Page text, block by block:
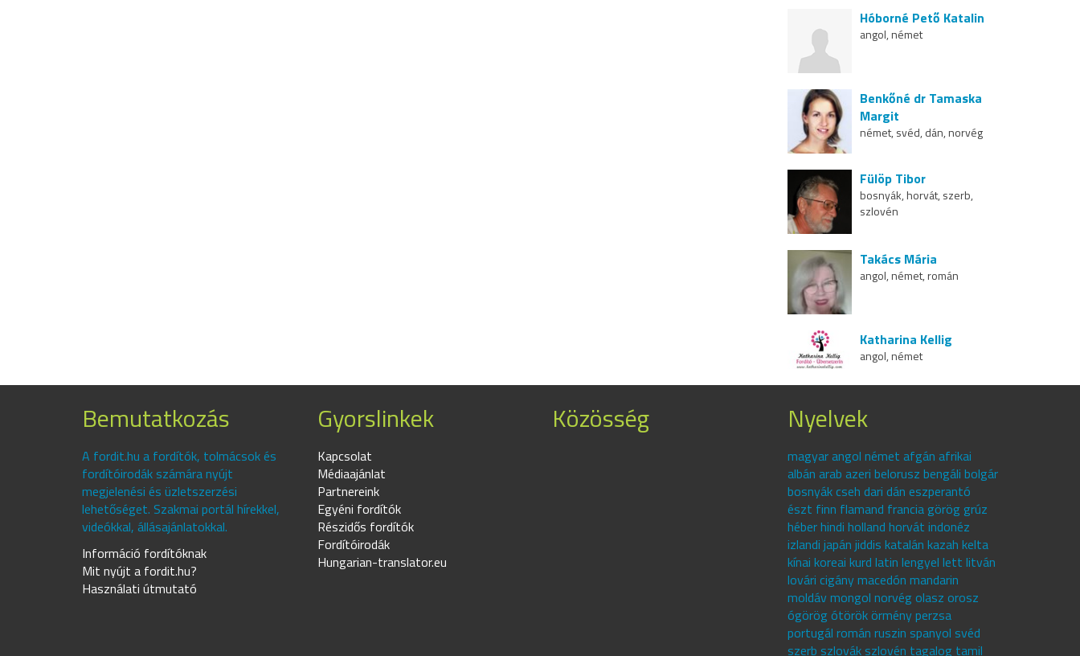
Hóborné Pető Katalin
angol, német
Benkőné dr Tamaska
Margit
német, svéd, dán, norvég
Fülöp Tibor
bosnyák, horvát, szerb,
szlovén
Takács Mária
angol, német, román
Katharina Kellig
angol, német
Bemutatkozás
A fordit.hu a fordítók, tolmácsok és
fordítóirodák számára nyújt
megjelenési és üzletszerzési
lehetőséget. Szakmai portál hírekkel,
videókkal, állásajánlatokkal.
Információ fordítóknak
Mit nyújt a fordit.hu?
Használati útmutató
Gyorslinkek
Kapcsolat
Médiaajánlat
Partnereink
Egyéni fordítók
Részidős fordítók
Fordítóirodák
Hungarian-translator.eu
Közösség Nyelvek
magyar angol német afgán afrikai
albán arab azeri belorusz bengáli bolgár
bosnyák cseh dari dán eszperantó
észt finn flamand francia görög grúz
héber hindi holland horvát indonéz
izlandi japán jiddis katalán kazah kelta
kínai koreai kurd latin lengyel lett litván
lovári cigány macedón mandarin
moldáv mongol norvég olasz orosz
ógörög ótörök örmény perzsa
portugál román ruszin spanyol svéd
szerb szlovák szlovén tagalog tamil